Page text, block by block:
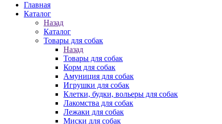
Главная
Каталог
Назад
Каталог
Товары для собак
Назад
Товары для собак
Корм для собак
Амуниция для собак
Игрушки для собак
Клетки, будки, вольеры для собак
Лакомства для собак
Лежаки для собак
Миски для собак